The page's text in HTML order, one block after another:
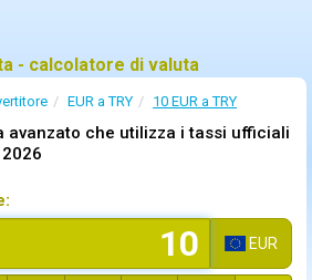
- calcolatore di valuta
EUR a TRY 10 EUR a TRY
avanzato che utilizza i tassi ufficiali
EUR